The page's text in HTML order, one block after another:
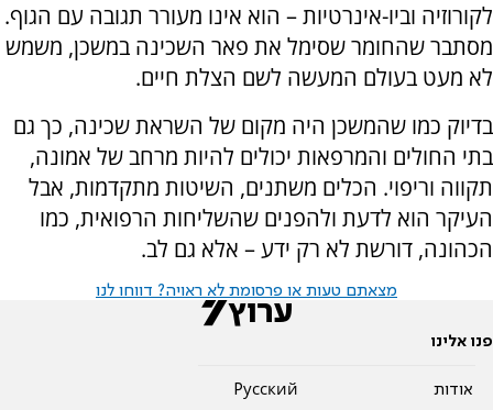
לקורוזיה וביו-אינרטיות – הוא אינו מעורר תגובה עם הגוף.
מסתבר שהחומר שסימל את פאר השכינה במשכן, משמש
לא מעט בעולם המעשה לשם הצלת חיים.
בדיוק כמו שהמשכן היה מקום של השראת שכינה, כך גם
בתי החולים והמרפאות יכולים להיות מרחב של אמונה,
תקווה וריפוי. הכלים משתנים, השיטות מתקדמות, אבל
העיקר הוא לדעת ולהפנים שהשליחות הרפואית, כמו
הכהונה, דורשת לא רק ידע – אלא גם לב.
מצאתם טעות או פרסומת לא ראויה? דווחו לנו
פנו אלינו
אודות
Pусский